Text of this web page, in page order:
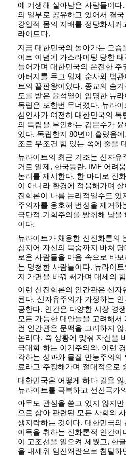
에 기생해 살아남은 사람들이
의 일부로 공유하고 있어서 결
강압적 몸의 지배를 정당화시
라이트다.
지금 대한민국의 돌아가는 모
이트 이념에 가스라이팅 당한
들어가며 대한민국의 온전한
아버지를 두고 일제 순사와 법
트의 끝판왕이었다. 종교의 숨
도를 받은 윤석열이 임명한 뉴
독립은 또한번 무너졌다. 뉴라
심인사가 여전히 대한민국의
의 독립을 부인하는 김문수가
있다. 독립한지 80년이 흘렀음
조로 무조건 힘 있는 쪽에 줄을
뉴라이트의 최근 기조는 신자
거로 일제, 한국동란, IMF 어려
논리를 제시한다. 한 마디로 진
이 아니라 환경에 적응해가며
진화론이 나름 논리적일수도
주의자를 옹호해 번성을 제거
극단적 기회주의를 발휘해 남
이다.
뉴라이트가 채용한 신진화론의
심지어 자신의 목숨까지 바쳐
로운 사람들을 마음 속으로 바
는 멍청한 사람들이다. 뉴라이
지 가면을 바꿔 써가며 대세의
이런 신진화론의 인간관은 신
된다. 신자유주의가 가정하는
공한다. 인간은 다양한 시장 경
모든 가능한 대안들을 고려해
런 인간관은 문맥을 고려하지
논리다. 즉 상황에 맞춰 자신을
극대화 하는 이기주의와, 이런
각하는 성과와 물질 만능주의
료라고 주장해가며 절대적으로
대한민국은 어떻게 하다 길을
뉴라이트를 극복하고 선진국가
아무도 관심을 쏟고 있지 않지
으로 삼아 관련된 모든 사회와
생지락하는 것이다. 대한민국
이득을 취하는 진화론적 인간
이 고조선을 일으켜 세웠고, 한
을 내세워 임진왜란으로 침탈